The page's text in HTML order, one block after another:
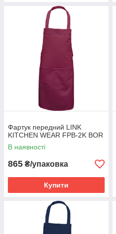
Фартук передний LINK
KITCHEN WEAR FPB-2K BOR
В наявності
865 ₴/упаковка
Купити